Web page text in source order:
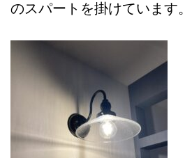
のスパートを掛けています。